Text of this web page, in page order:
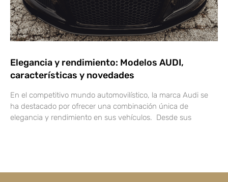
Elegancia y rendimiento: Modelos AUDI,
características y novedades
En el competitivo mundo automovilístico, la marca Audi se
ha destacado por ofrecer una combinación única de
elegancia y rendimiento en sus vehículos. Desde sus